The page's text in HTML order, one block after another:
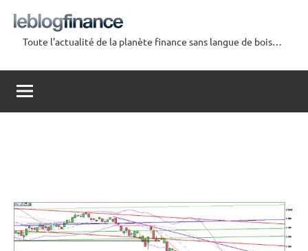
contenu
Blog
Finance
Toute l'actualité de la planète finance sans langue de bois…